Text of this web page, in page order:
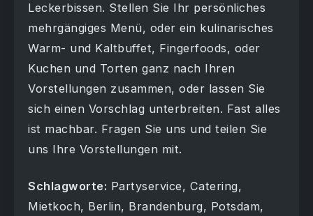
Leckerbissen. Stellen Sie Ihr persönliches
mehrgängiges Menü, oder ein kulinarisches
Warm- und Kaltbuffet, Fingerfoods, oder
Kuchen und Torten ganz nach Ihren
Vorstellungen zusammen, oder lassen Sie
sich einen Vorschlag unterbreiten. Fast alles
ist machbar. Fragen Sie uns und teilen Sie
uns Ihre Vorstellungen mit.
Schlagworte: Partyservice, Catering,
Mietkoch, Berlin, Brandenburg, Potsdam,